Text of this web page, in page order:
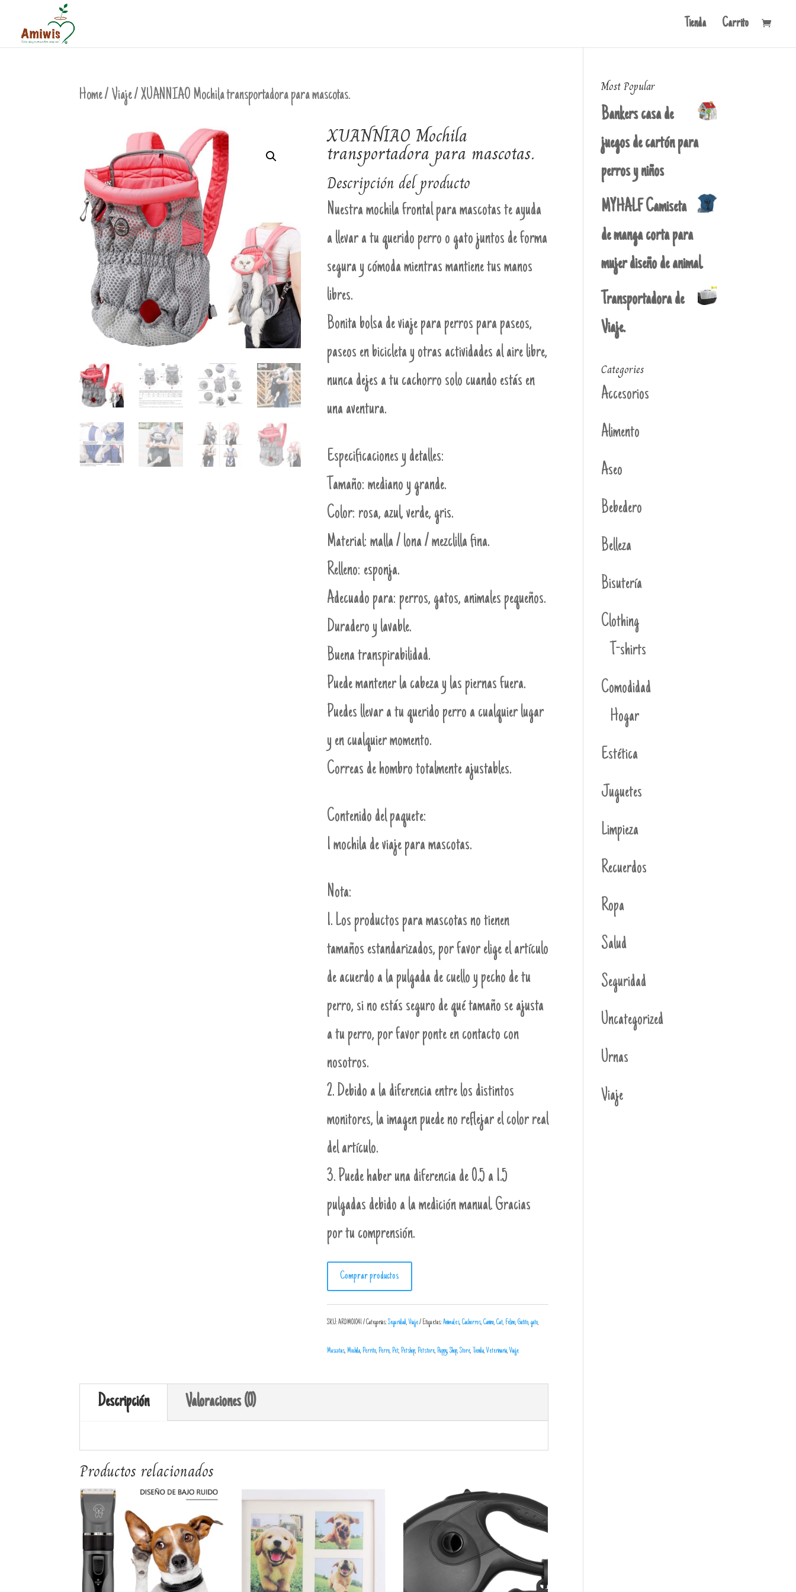
Tienda Carrito
Home/ Viaje/ XUANNIAO Mochila transportadora para mascotas.
XUANNIAO Mochila
transportadora para mascotas.
Descripción del producto
Nuestra mochila frontal para mascotas te ayuda
a llevar a tu querido perro o gato juntos de forma
segura y cómoda mientras mantiene tus manos
libres.
Bonita bolsa de viaje para perros para paseos,
paseos en bicicleta y otras actividades al aire libre,
nunca dejes a tu cachorro solo cuando estás en
una aventura.
Especificaciones y detalles:
Tamaño: mediano y grande.
Color: rosa, azul, verde, gris.
Material: malla / lona / mezclilla fina.
Relleno: esponja.
Adecuado para: perros, gatos, animales pequeños.
Duradero y lavable.
Buena transpirabilidad.
Puede mantener la cabeza y las piernas fuera.
Puedes llevar a tu querido perro a cualquier lugar
y en cualquier momento.
Correas de hombro totalmente ajustables.
Contenido del paquete:
1 mochila de viaje para mascotas.
Nota:
1. Los productos para mascotas no tienen
tamaños estandarizados, por favor elige el artículo
de acuerdo a la pulgada de cuello y pecho de tu
perro, si no estás seguro de qué tamaño se ajusta
a tu perro, por favor ponte en contacto con
nosotros.
2. Debido a la diferencia entre los distintos
monitores, la imagen puede no reflejar el color real
del artículo.
3. Puede haber una diferencia de 0.5 a 1.5
pulgadas debido a la medición manual. Gracias
por tu comprensión.
Comprar productos
SKU:ARDM01041 Categorías:Seguridad, Viaje Etiquetas:Animales, Cachorros, Canino, Cat, Felino, Gatito, gato,
Mascotas, Mochila, Perrito, Perro, Pet, Petshop, Petstore, Puppy, Shop, Store, Tienda, Veterinaria, Viaje
Descripción Valoraciones (0)
Productos relacionados
Most Popular
Bankers casa de
juegos de cartón para
perros y niños
MYHALF Camiseta
de manga corta para
mujer diseño de animal.
Transportadora de
Viaje.
Categories
Accesorios
Alimento
Aseo
Bebedero
Belleza
Bisutería
Clothing
T-shirts
Comodidad
Hogar
Estética
Juguetes
Limpieza
Recuerdos
Ropa
Salud
Seguridad
Uncategorized
Urnas
Viaje